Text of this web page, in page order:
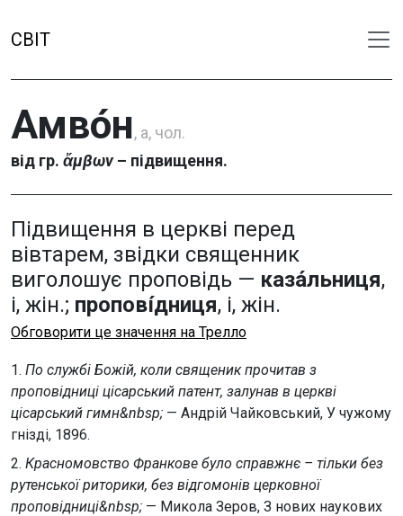
СВІТ
Амво́н, а, чол.
від гр. ἄμβων– підвищення.
Підвищення в церкві перед
вівтарем, звідки священник
виголошує проповідь — каза́льниця,
і, жін.; пропові́дниця, і, жін.
Обговорити це значення на Трелло
1. По службі Божій, коли священик прочитав з
проповідниці цісарський патент, залунав в церкві
цісарський гимн&nbsp; — Андрій Чайковський, У чужому
гнізді, 1896.
2. Красномовство Франкове було справжнє – тільки без
рутенської риторики, без відгомонів церковної
проповідниці&nbsp; — Микола Зеров, З нових наукових